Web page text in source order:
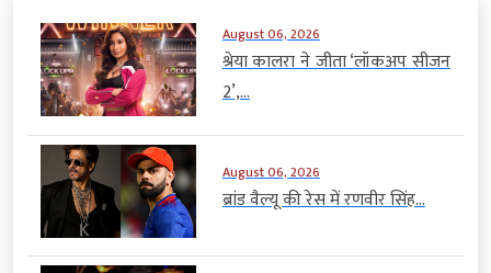
August 06, 2026
श्रेया कालरा ने जीता ‘लॉकअप सीजन
2’,...
August 06, 2026
ब्रांड वैल्यू की रेस में रणवीर सिंह...